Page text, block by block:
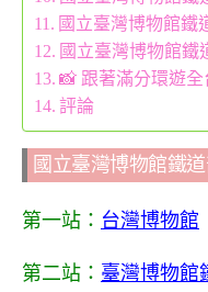
國立臺灣博物館鐵
國立臺灣博物館鐵
📸 跟著滿分環遊全
評論
國立臺灣博物館鐵
第一站： 台灣博物館
第二站： 臺灣博物館